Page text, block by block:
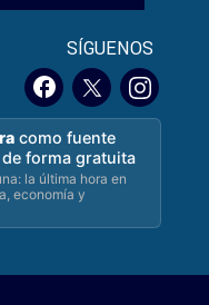
SÍGUENOS
como fuente
forma gratuita
la última hora en
economía y